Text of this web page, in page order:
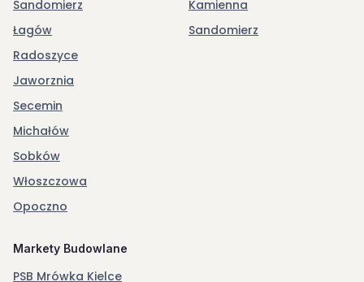
Sandomierz
Łagów
Radoszyce
Jaworznia
Secemin
Michałów
Sobków
Włoszczowa
Opoczno
Kamienna
Sandomierz
Markety Budowlane
PSB Mrówka Kielce